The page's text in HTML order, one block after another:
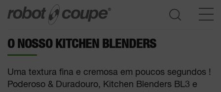
O NOSSO KITCHEN BLENDERS
Uma textura fina e cremosa em poucos segundos !
Poderoso & Duradouro, Kitchen Blenders BL3 e
Consultar o Guia de seleção